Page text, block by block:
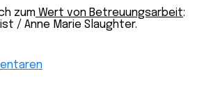
zum Wert von Betreuungsarbeit:
/ Anne Marie Slaughter.